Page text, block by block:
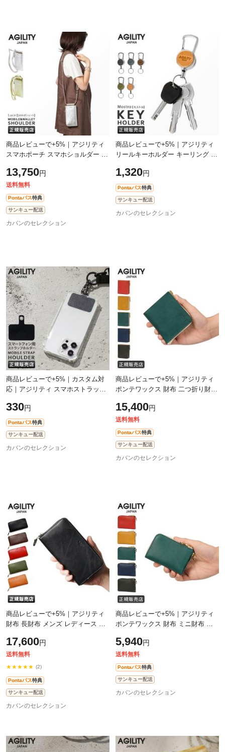
商品レビューで+5%｜アジリティ
スマホポーチ スマホショルダー シ
財布機能付き ゴールド シルバー
レ
13,750円
送料無料
Pontaパス特典
サンキュー配送
カバンのセレクション
商品レビューで+5%｜アジリティ
リールキーホルダー キーリング リ
ズ レディース ブランド レザー 本
革
1,320円
Pontaパス特典
サンキュー配送
カバンのセレクション
商品レビューで+5%｜カスタム対
応｜アジリティ スマホストラップ
ダー スマホショルダー ブランド
取り外
330円
Pontaパス特典
サンキュー配送
カバンのセレクション
商品レビューで+5%｜アジリティ
ポンテワックス 財布 二つ折り財布
小銭入れ メンズ レディース レザ
ー
15,400円
送料無料
Pontaパス特典
サンキュー配送
カバンのセレクション
商品レビューで+5%｜アジリティ
財布 長財布 メンズ レディース ラ
本革 AGILITY 1222-js
17,600円
送料無料
★★★★★ (2)
Pontaパス特典
サンキュー配送
カバンのセレクション
商品レビューで+5%｜アジリティ
ポンテワックス 財布 ミニ財布 ミ
レディース レザー ブランド
AGILITY
5,940円
送料無料
Pontaパス特典
サンキュー配送
カバンのセレクション